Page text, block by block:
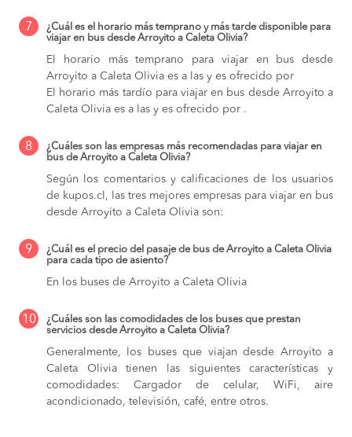
7
¿Cuál es el horario más temprano y más tarde disponible para
viajar en bus desde Arroyito a Caleta Olivia?
El horario más temprano para viajar en bus desde
Arroyito a Caleta Olivia es a las y es ofrecido por
El horario más tardío para viajar en bus desde Arroyito a
Caleta Olivia es a las y es ofrecido por .
8
¿Cuáles son las empresas más recomendadas para viajar en
bus de Arroyito a Caleta Olivia?
Según los comentarios y calificaciones de los usuarios
de kupos.cl, las tres mejores empresas para viajar en bus
desde Arroyito a Caleta Olivia son:
9
¿Cuál es el precio del pasaje de bus de Arroyito a Caleta Olivia
para cada tipo de asiento?
En los buses de Arroyito a Caleta Olivia
10
¿Cuáles son las comodidades de los buses que prestan
servicios desde Arroyito a Caleta Olivia?
Generalmente, los buses que viajan desde Arroyito a
Caleta Olivia tienen las siguientes características y
comodidades: Cargador de celular, WiFi, aire
acondicionado, televisión, café, entre otros.